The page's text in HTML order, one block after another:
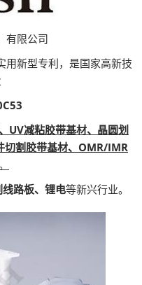
有限公司
用新型专利，是国家高新技
UV减粘胶带基材、晶圆划
切割胶带基材、OMR/IMR
路板、锂电等新兴行业。